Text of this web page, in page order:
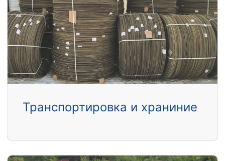
Транспортировка и храниние